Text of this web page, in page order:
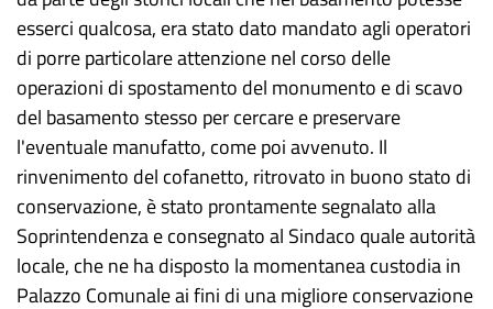
esserci qualcosa, era stato dato mandato agli operatori
di porre particolare attenzione nel corso delle
operazioni di spostamento del monumento e di scavo
del basamento stesso per cercare e preservare
l'eventuale manufatto, come poi avvenuto. Il
rinvenimento del cofanetto, ritrovato in buono stato di
conservazione, è stato prontamente segnalato alla
Soprintendenza e consegnato al Sindaco quale autorità
locale, che ne ha disposto la momentanea custodia in
Palazzo Comunale ai fini di una migliore conservazione